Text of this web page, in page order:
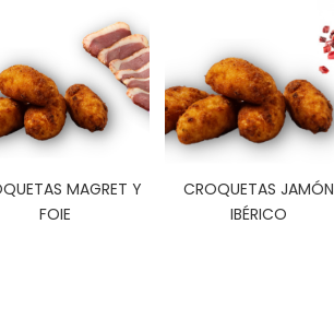
MAGRET Y
FOIE
CROQUETAS JAMÓN
IBÉRICO